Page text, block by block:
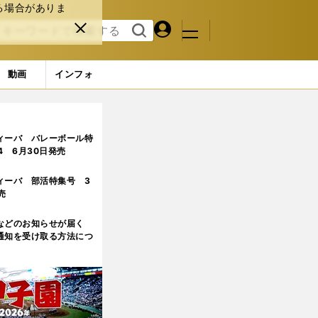
合がありま
閉じ
る
検索
る
マイペ
ジ
メニュ
動画 インフォ
ーバ バレーボール特
6月30日発売
ーバ 部活特集号 3
どのお知らせが届く
知を受け取る方法につ